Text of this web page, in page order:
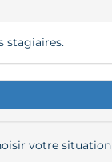
stagiaires.
votre